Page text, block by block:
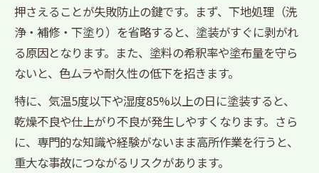
押さえることが失敗防止の鍵です。まず、下地処理（洗
浄・補修・下塗り）を省略すると、塗装がすぐに剥がれ
る原因となります。また、塗料の希釈率や塗布量を守ら
ないと、色ムラや耐久性の低下を招きます。
特に、気温5度以下や湿度85%以上の日に塗装すると、
乾燥不良や仕上がり不良が発生しやすくなります。さら
に、専門的な知識や経験がないまま高所作業を行うと、
重大な事故につながるリスクがあります。